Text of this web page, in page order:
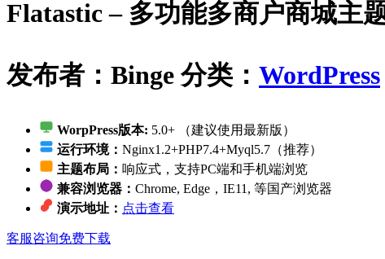
Flatastic – 多功能多商户商城主
发布者：Binge 分类： WordPress
WorpPress版本: 5.0+ （建议使用最新版）
运行环境： Nginx1.2+PHP7.4+Myql5.7（推荐）
主题布局： 响应式，支持PC端和手机端浏览
兼容浏览器： Chrome, Edge，IE11, 等国产浏览器
演示地址： 点击查看
客服咨询免费下载